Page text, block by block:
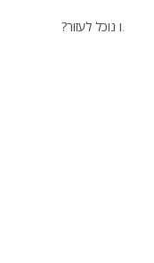
נוכל לעזור?